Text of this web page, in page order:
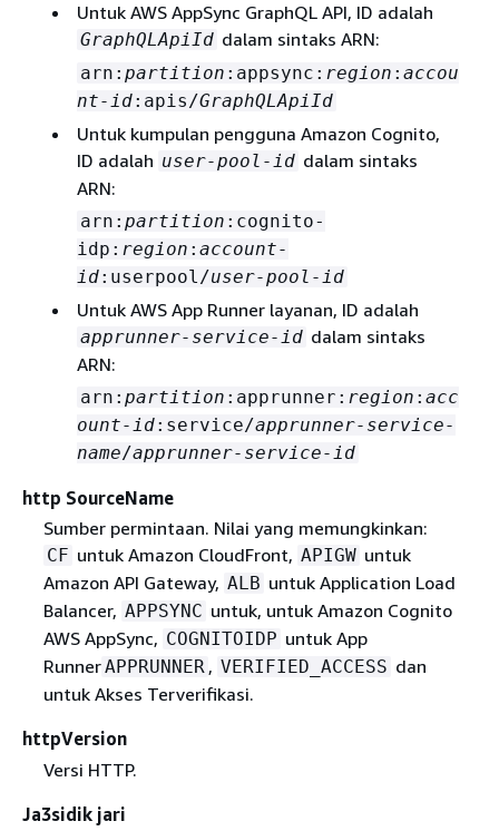
Untuk AWS AppSync GraphQL API, ID adalah
GraphQLApiId dalam sintaks ARN:
arn: partition :appsync: region : accou
nt-id:apis/GraphQLApiId
Untuk kumpulan pengguna Amazon Cognito,
ID adalah user-pool-id dalam sintaks
ARN:
arn: partition :cognito-
idp: region : account-
id:userpool/user-pool-id
Untuk AWS App Runner layanan, ID adalah
apprunner-service-id dalam sintaks
ARN:
arn: partition :apprunner: region : acc
ount-id:service/apprunner-service-
name/apprunner-service-id
http SourceName
Sumber permintaan. Nilai yang memungkinkan:
CF untuk Amazon CloudFront, APIGW untuk
Amazon API Gateway, ALB untuk Application Load
Balancer, APPSYNC untuk, untuk Amazon Cognito
AWS AppSync, COGNITOIDP untuk App
RunnerAPPRUNNER , VERIFIED_ACCESS dan
untuk Akses Terverifikasi.
httpVersion
Versi HTTP.
Ja3sidik jari